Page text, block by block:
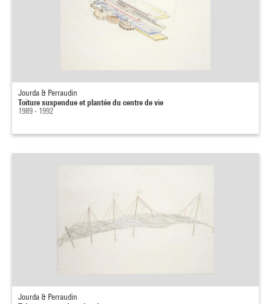
Jourda & Perraudin
Toiture suspendue et plantée du centre de vie
1989 - 1992
Jourda & Perraudin